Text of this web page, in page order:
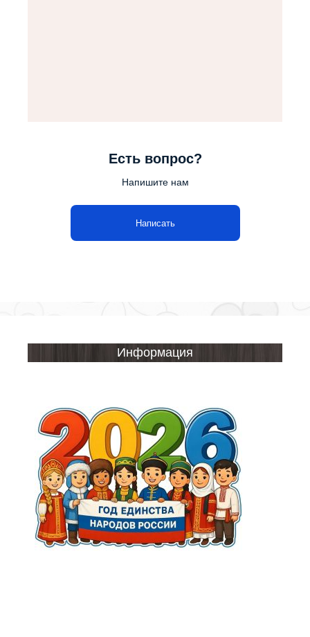
Есть вопрос?
Напишите нам
Написать
Информация